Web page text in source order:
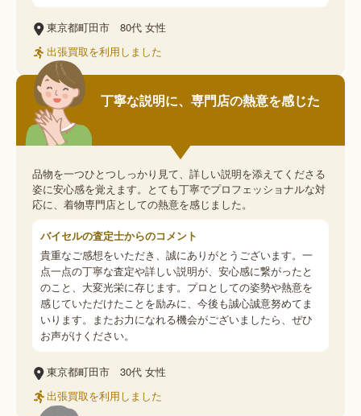
東京都町田市 80代 女性
出張買取を利用しました
丁寧な説明に、専門店の熱意を感じた
品物を一つひとつしっかり見て、詳しい説明を添えてくださる
姿に安心感を覚えます。とても丁寧でプロフェッショナルな対
応に、着物専門店としての熱意を感じました。
バイセルの査定士からのコメント
貴重なご感想をいただき、誠にありがとうございます。一
点一点の丁寧な査定や詳しい説明が、安心感に繋がったと
のこと、大変光栄に存じます。プロとしての姿勢や熱意を
感じていただけたことを励みに、今後も誠心誠意努めてま
いります。またお力になれる機会がございましたら、ぜひ
お声がけください。
東京都町田市 30代 女性
出張買取を利用しました